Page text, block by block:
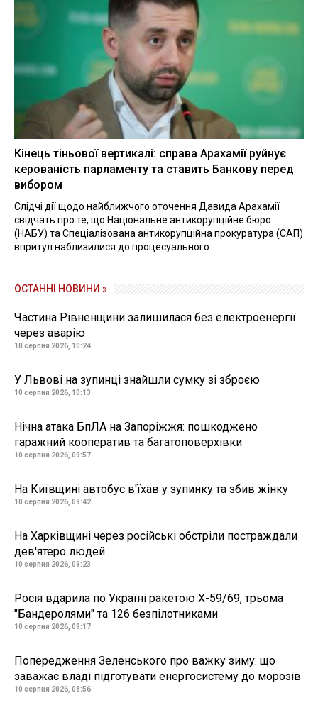
Кінець тіньової вертикалі: справа Арахамії руйнує
керованість парламенту та ставить Банкову перед
вибором
Слідчі дії щодо найближчого оточення Давида Арахамії
свідчать про те, що Національне антикорупційне бюро
(НАБУ) та Спеціалізована антикорупційна прокуратура (САП)
впритул наблизилися до процесуального...
ОСТАННІ НОВИНИ »
Частина Рівненщини залишилася без електроенергії
через аварію
10 серпня 2026, 10:24
У Львові на зупинці знайшли сумку зі зброєю
10 серпня 2026, 10:13
Нічна атака БпЛА на Запоріжжя: пошкоджено
гаражний кооператив та багатоповерхівки
10 серпня 2026, 09:57
На Київщині автобус в'їхав у зупинку та збив жінку
10 серпня 2026, 09:42
На Харківщині через російські обстріли постраждали
дев'ятеро людей
10 серпня 2026, 09:23
Росія вдарила по Україні ракетою Х-59/69, трьома
"Бандеролями" та 126 безпілотниками
10 серпня 2026, 09:17
Попередження Зеленського про важку зиму: що
заважає владі підготувати енергосистему до морозів
10 серпня 2026, 08:56